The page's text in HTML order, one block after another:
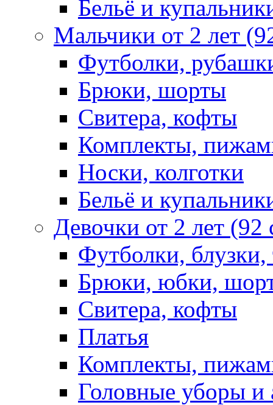
Бельё и
Мальчики от 2 лет
Футболки,
Брюки, шорты
Свитера, кофты
Комплекты,
Носки, колготки
Бельё и
Девочки от 2 лет
Футболки,
Брюки, юбки,
Свитера, кофты
Платья
Комплекты,
Головные уборы и